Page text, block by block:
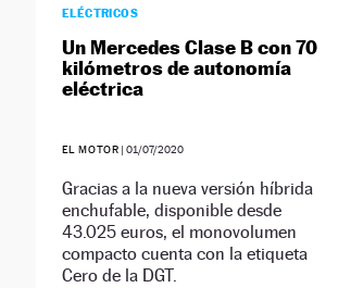
ELÉCTRICOS
Un Mercedes Clase B con 70
kilómetros de autonomía
eléctrica
EL MOTOR |01/07/2020
Gracias a la nueva versión híbrida
enchufable, disponible desde
43.025 euros, el monovolumen
compacto cuenta con la etiqueta
Cero de la DGT.